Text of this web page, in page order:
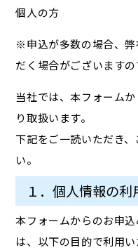
個人の方
※申込が多数の場合、
だく場合がございますの
当社では、本フォーム
り取扱います。
下記をご一読いただき
い。
１．個人情報の利
本フォームからのお申
は、以下の目的で利用い